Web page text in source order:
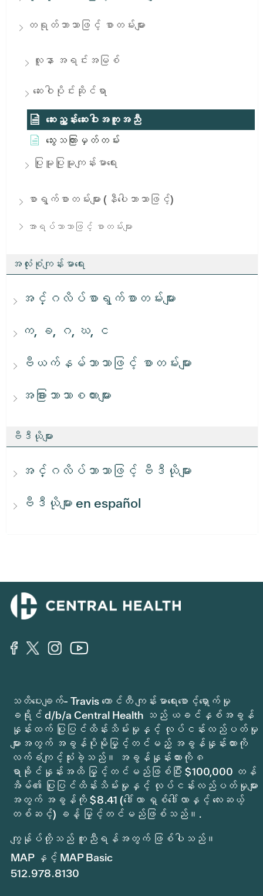
တရုတ်ဘာသာဖြင့် စာတမ်းများ
လူနာ အရင်းအမြစ်
​ဆေး​ဝါ​ပိုင်း​ဆိုင်​ရာ
ဆေးညွှန်းဆေးဝါးအကူအညီ
သွေးသကြားမှတ်တမ်း
ပြုမူပြုမူကျန်းမာရေး
စာရွက်စာတမ်းများ (နီပေါဘာသာဖြင့်)
အာရပ်ဘာသာဖြင့် စာတမ်းများ
အလုံးစုံကျန်းမာရေး
အင်္ဂလိပ်စာရွက်စာတမ်းများ
က, ခ, ဂ, ဃ, င
ဗီယက်နမ်ဘာသာဖြင့် စာတမ်းများ
အခြားဘာသာစကားများ
ဗီဒီယိုများ
အင်္ဂလိပ်ဘာသာဖြင့် ဗီဒီယိုများ
ဗီဒီယိုများ en español
သတိပေးချက်- Travis ကောင်တီ ကျန်းမာရေးစောင့်ရှောက်မှု
ခရိုင် d/b/a Central Health သည် ယခင်နှစ်အခွန်
နှုန်းထက် ပြုပြင်ထိန်းသိမ်းမှုနှင့် လုပ်ငန်းလည်ပတ်မှု
များအတွက် အခွန်ပိုမိုမြှင့်တင်မည့် အခွန်နှုန်းထားကို
လက်ခံကျင့်သုံးခဲ့သည်။ အခွန်နှုန်းထားကို ၈
ရာခိုင်နှုန်းအထိ မြှင့်တင်မည်ဖြစ်ပြီး $100,000 တန်
အိမ်၏ ပြုပြင်ထိန်းသိမ်းမှုနှင့် လုပ်ငန်းလည်ပတ်မှုများ
အတွက် အခွန်ကို $8.41 (ဒေါ်လာ ရှစ်ဒေါ်လာနှင့် လေးဆယ့်
တစ်ဆင့်) ခန့် မြှင့်တင်မည်ဖြစ်သည်။.
ကျွန်ုပ်တို့သည် ကူညီရန်အတွက် ဖြစ်ပါသည်။
MAP နှင့် MAP Basic
512.978.8130